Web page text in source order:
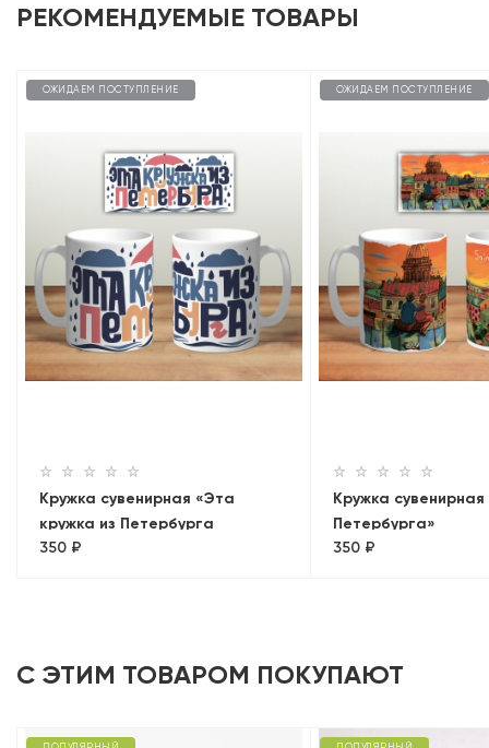
РЕКОМЕНДУЕМЫЕ ТОВАРЫ
ОЖИДАЕМ ПОСТУПЛЕНИЕ
Кружка сувенирная «Эта
кружка из Петербурга
(дождик)»
350 ₽
ОЖИДАЕМ ПОСТУПЛЕНИЕ
Кружка
Петербурга»
350 ₽
С ЭТИМ ТОВАРОМ ПОКУПАЮТ